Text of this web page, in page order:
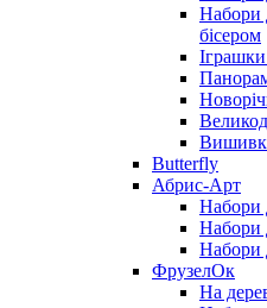
Набори
бісером
Butterfly
Абрис-Арт
Набори
Набори
Набори
ФрузелОк
На